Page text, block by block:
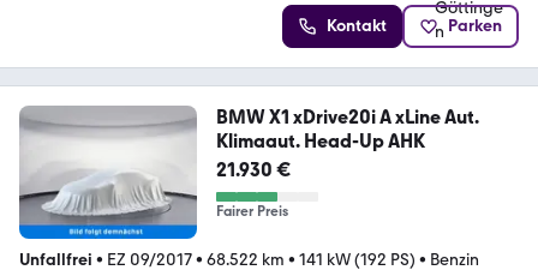
Kontakt Parken
BMW X1 xDrive20i A xLine Aut.
Klimaaut. Head-Up AHK
21.930 €
Fairer Preis
Unfallfrei • EZ 09/2017• 68.522 km • 141 kW (192 PS) • Benzin